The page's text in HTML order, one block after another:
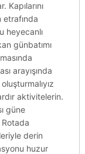
etrafında
heyecanlı
günbatımı
arayışında
aktivitelerin.
güne
derin
huzur